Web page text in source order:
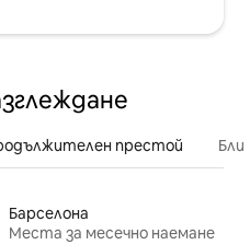
престой
Барселона
Места за месечно наемане